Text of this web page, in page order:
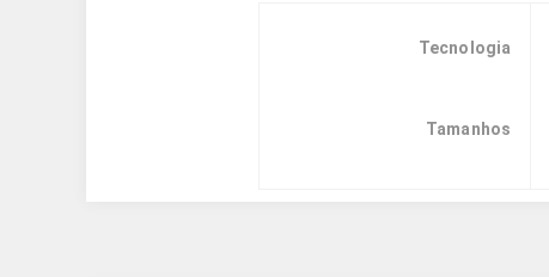
Tecnologia
Tamanhos